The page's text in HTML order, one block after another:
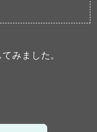
みました。